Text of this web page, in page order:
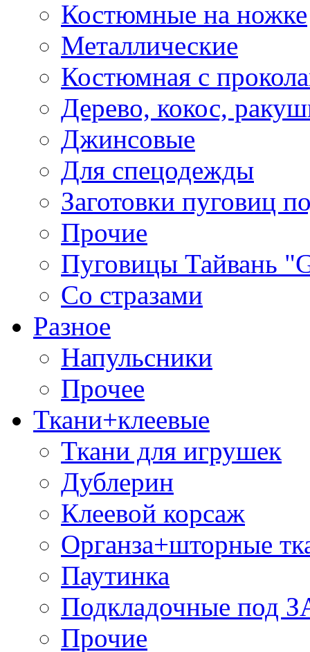
Костюмные на ножке
Металлические
Костюмная с
Дерево, кокос,
Джинсовые
Для спецодежды
Заготовки пуговиц
Прочие
Пуговицы Тайвань
Со стразами
Разное
Напульсники
Прочее
Ткани+клеевые
Ткани для игрушек
Дублерин
Клеевой корсаж
Органза+шторные
Паутинка
Подкладочные под
Прочие